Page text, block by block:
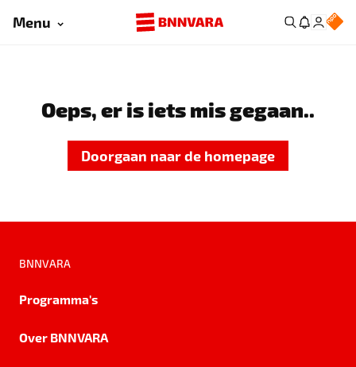
Menu
Oeps, er is iets mis gegaan..
Doorgaan naar de homepage
BNNVARA
Programma's
Over BNNVARA